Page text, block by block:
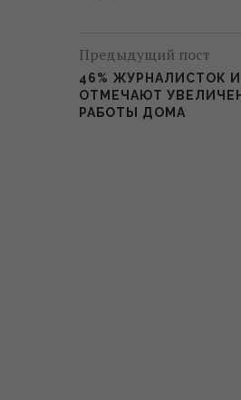
Предыдущий пост
46% ЖУРНАЛИСТОК
ОТМЕЧАЮТ
РАБОТЫ ДОМА